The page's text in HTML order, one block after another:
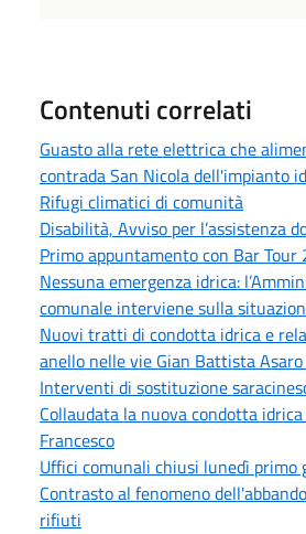
Contenuti correlati
Guasto alla rete elettrica che
contrada San Nicola dell'impianto
Rifugi climatici di comunità
Disabilità, Avviso per l’assistenza
Primo appuntamento con Bar Tour
Nessuna emergenza idrica:
comunale interviene sulla
Nuovi tratti di condotta idrica e
anello nelle vie Gian Battista
Interventi di sostituzione
Collaudata la nuova condotta
Francesco
Uffici comunali chiusi lunedì primo
Contrasto al fenomeno
rifiuti